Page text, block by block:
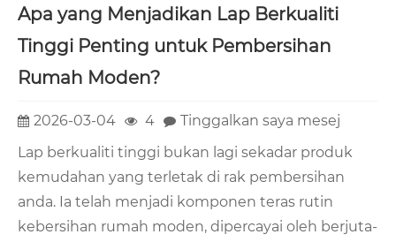
Apa yang Menjadikan Lap Berkualiti
Tinggi Penting untuk Pembersihan
Rumah Moden?
2026-03-04 4
Tinggalkan saya mesej
Lap berkualiti tinggi bukan lagi sekadar produk
kemudahan yang terletak di rak pembersihan
anda. Ia telah menjadi komponen teras rutin
kebersihan rumah moden, dipercayai oleh berjuta-